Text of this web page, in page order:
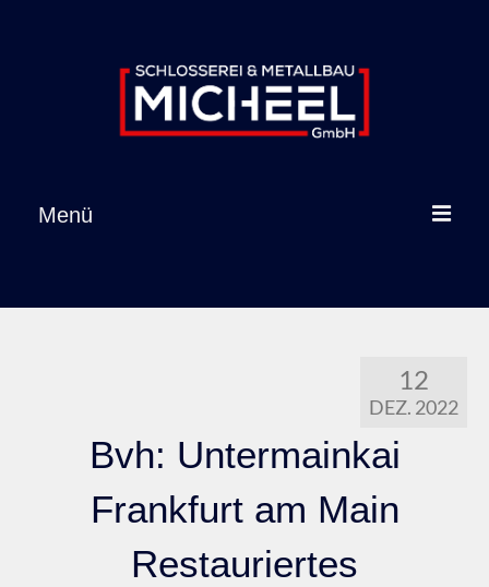
Menü
Startseite
Über uns
12
DEZ. 2022
Bvh: Untermainkai
Frankfurt am Main
Restauriertes